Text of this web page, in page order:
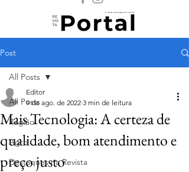
Post
All Posts
Região
Agro
Destaques na Revista
All Posts
Mais Tecnologia: A certeza de
qualidade, bom atendimento e
preço justo
Editor
9 de ago. de 2022 3 min de leitura